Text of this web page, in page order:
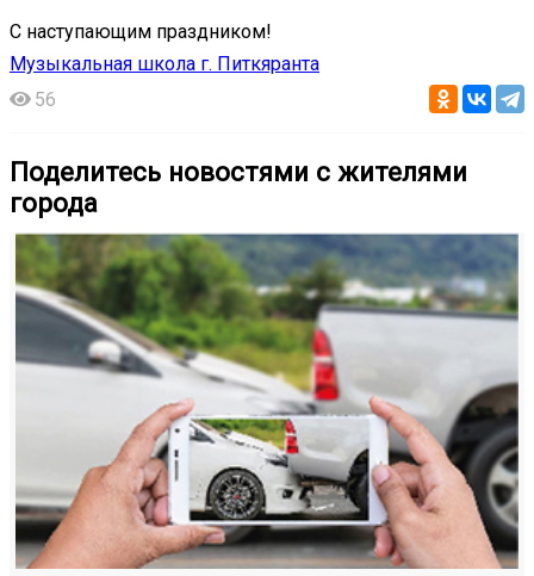
С наступающим праздником!
Музыкальная школа г. Питкяранта
56
Поделитесь новостями с жителями
города